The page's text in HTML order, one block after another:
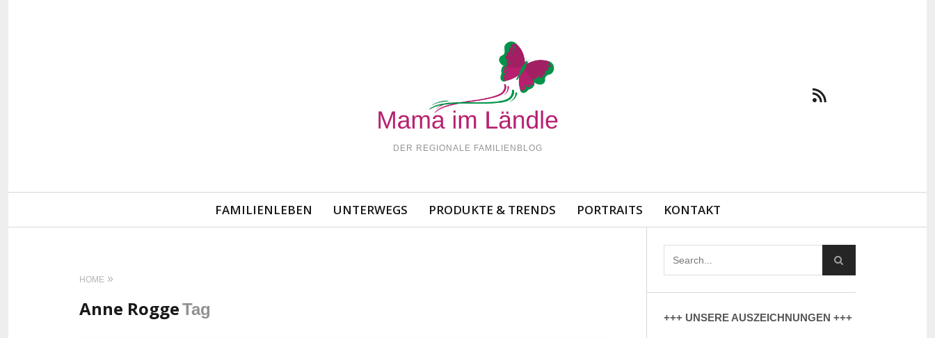
DER REGIONALE FAMILIENBLOG
Navigation
FAMILIENLEBEN UNTERWEGS PRODUKTE & TRENDS PORTRAITS KONTAKT
HOME
Anne RoggeTag +++ UNSERE AUSZEICHNUNGEN +++